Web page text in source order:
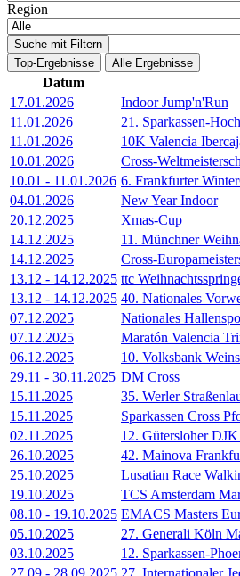
Region
Suche mit Filtern
Top-Ergebnisse
Alle Ergebnisse
Datum
17.01.2026
Indoor Jump'n'Run
11.01.2026
21. Sparkassen-
11.01.2026
10K Valencia
10.01.2026
Cross-
10.01 - 11.01.2026 6. Frankfurter
04.01.2026
New Year Indoor
20.12.2025
Xmas-Cup
14.12.2025
11. Münchner
14.12.2025
Cross-
13.12 - 14.12.2025 ttc
13.12 - 14.12.2025 40. Nationales
07.12.2025
Nationales
07.12.2025
Maratón Valencia
06.12.2025
10. Volksbank
29.11 - 30.11.2025 DM Cross
15.11.2025
35. Werler
15.11.2025
Sparkassen Cross
02.11.2025
12. Gütersloher
26.10.2025
42. Mainova
25.10.2025
Lusatian Race
19.10.2025
TCS Amsterdam
08.10 - 19.10.2025 EMACS Masters
05.10.2025
27. Generali Köln
03.10.2025
12. Sparkassen-